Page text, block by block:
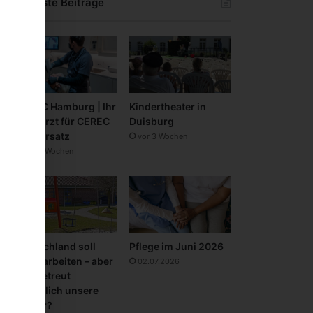
CEREC Hamburg | Ihr
Zahnarzt für CEREC
Zahnersatz
vor 3 Wochen
Kindertheater in
Duisburg
vor 3 Wochen
Deutschland soll
mehr arbeiten – aber
wer betreut
eigentlich unsere
Kinder?
Pflege im Juni 2026
02.07.2026